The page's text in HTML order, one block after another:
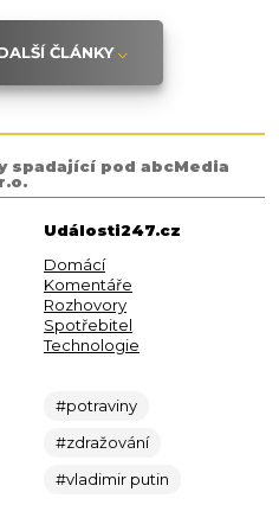
ČLÁNKY
spadající pod abcMedia
Události247.cz
Domácí
Komentáře
Rozhovory
Spotřebitel
Technologie
#potraviny
#zdražování
#vladimir putin